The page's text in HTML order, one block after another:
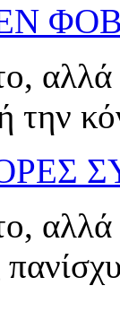
αλλά
αλλά